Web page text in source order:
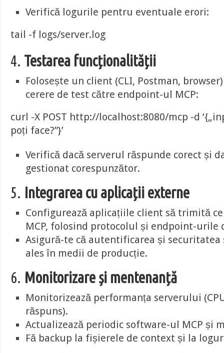
Verifică logurile pentru eventuale erori:
tail -f logs/server.log
4. Testarea funcționalității
Folosește un client (CLI, Postman,
cerere de test către endpoint-ul MCP:
curl -X POST http://localhost:8080/mcp -d
poți face?”}’
Verifică dacă serverul răspunde corect și
gestionat corespunzător.
5. Integrarea cu aplicații externe
Configurează aplicațiile client să trimită
MCP, folosind protocolul și endpoint-urile
Asigură-te că autentificarea și securitatea
ales în medii de producție.
6. Monitorizare și mentenanță
Monitorizează performanța serverului
răspuns).
Actualizează periodic software-ul MCP și
Fă backup la fișierele de context și la